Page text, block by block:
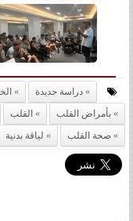
دراسة جديدة
بأمراض القلب
القلب
صحة القلب
لياقة بدنية